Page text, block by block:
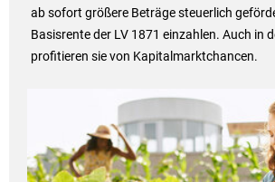
ab sofort größere Beträge steuerlich
Basisrente der LV 1871 einzahlen. Auch in
profitieren sie von Kapitalmarktchancen.